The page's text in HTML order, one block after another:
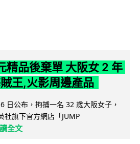
精品後棄單 大阪女 2 年
王,火影周邊產品
日公布，拘捕一名 32 歲大阪女子，
社旗下官方網店「JUMP
全文